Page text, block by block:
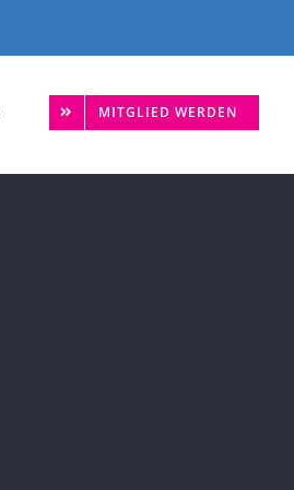
MITGLIED WERDEN